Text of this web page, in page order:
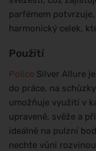
parfémem
harmonický celek,
Použití
Police Silver Allure
do práce, na
umožňuje využití v
upraveně, svěže a
ideálně na pulzní
nechte vůni